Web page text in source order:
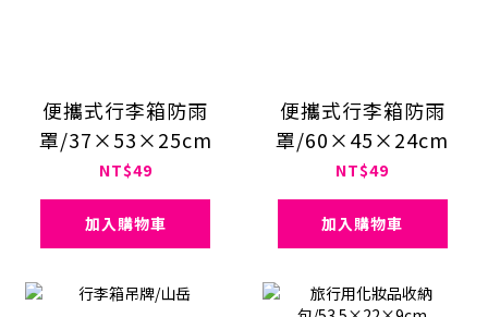
便攜式行李箱防雨
罩/37×53×25cm
NT$49
加入購物車
便攜式行李箱防雨
罩/60×45×24cm
NT$49
加入購物車